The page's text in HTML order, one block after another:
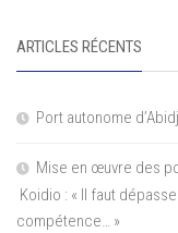
ARTICLES RÉCENTS
Port autonome
Mise en œuvre des
Koidio : « Il faut
compétence… »